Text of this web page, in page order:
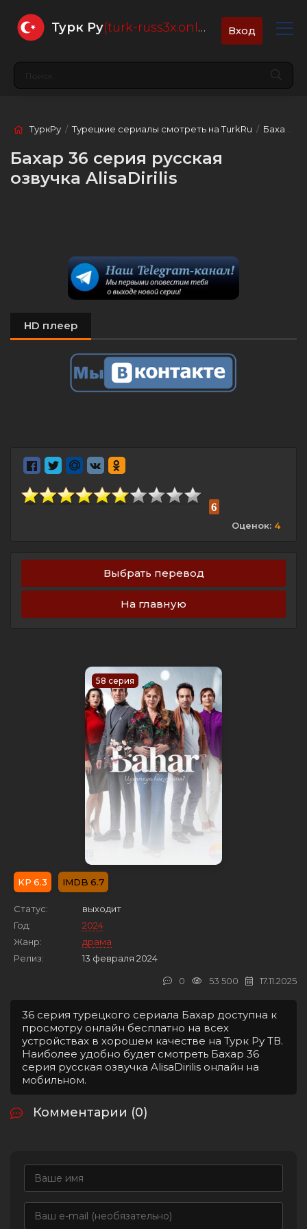
Турк Ру(turk-russ3x.online) Вход
ТуркРу /Турецкие сериалы смотреть на TurkRu / Бахар
Бахар 36 серия русская
озвучка AlisaDirilis
HD плеер
6
Оценок: 4
Выбрать перевод
На главную
58 серия
6.3 6.7
Статус:
выходит
Год:
2024
Жанр:
драма
Релиз:
13 февраля 2024
17.11.2025
53 500
0
36 серия турецкого сериала Бахар доступна к
просмотру онлайн бесплатно на всех
устройствах в хорошем качестве на Турк Ру ТВ.
Наиболее удобно будет смотреть Бахар 36
серия русская озвучка AlisaDirilis онлайн на
мобильном.
Комментарии (0)